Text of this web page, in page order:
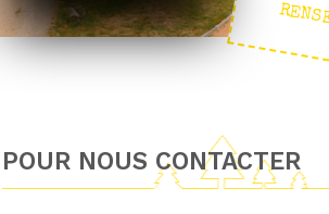
POUR NOUS CONTACTER